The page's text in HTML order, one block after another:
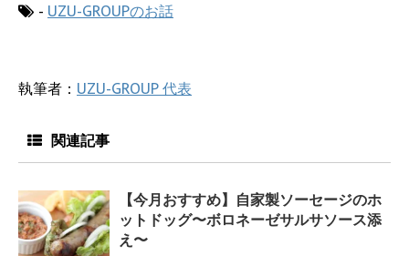
- UZU-GROUPのお話
執筆者： UZU-GROUP 代表
関連記事
【今月おすすめ】自家製ソーセージのホ
ットドッグ〜ボロネーゼサルサソース添
え〜